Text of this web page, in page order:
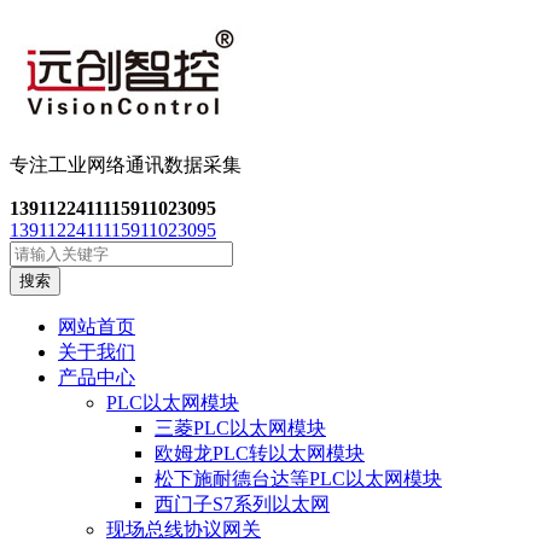
专注工业网络通讯数据采集
1391122411115911023095
1391122411115911023095
搜索
网站首页
关于我们
产品中心
PLC以太网模块
三菱PLC以太网模块
欧姆龙PLC转以太网模块
松下施耐德台达等PLC以太网模块
西门子S7系列以太网
现场总线协议网关